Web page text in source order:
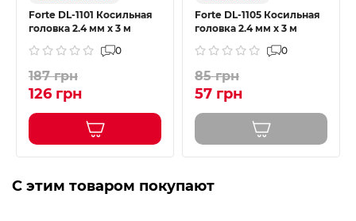
Forte DL-1101 Косильная
головка 2.4 мм х 3 м
0
187 грн
126 грн
Forte DL-1105 Косильная
головка 2.4 мм х 3 м
0
85 грн
57 грн
С этим товаром покупают